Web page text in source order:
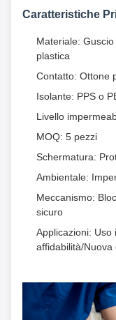
Caratteristiche
Materiale:
plastica
Contatto: Ottone
Isolante: PPS o
Livello
MOQ: 5 pezzi
Schermatura:
Ambientale:
Meccanismo:
sicuro
Applicazioni: Uso
affidabilità/Nuova